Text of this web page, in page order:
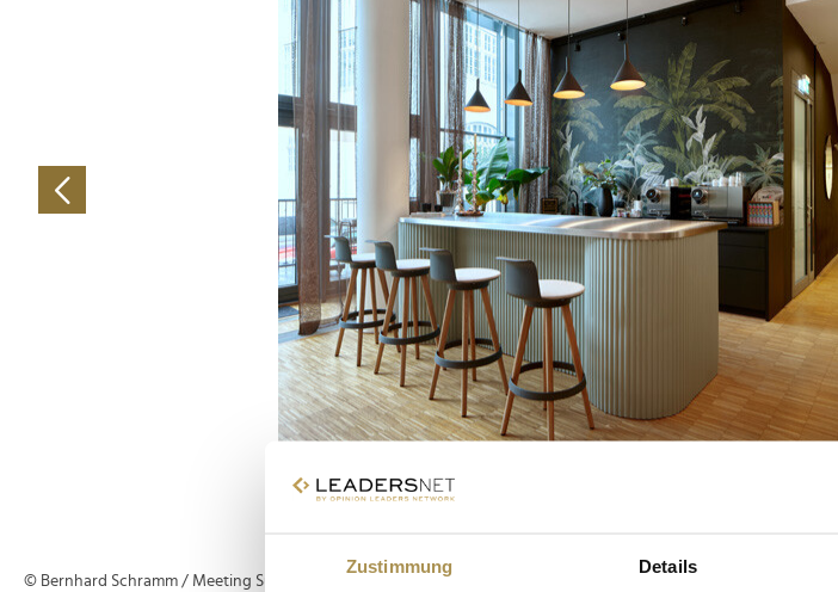
Zustimmung Details
© Bernhard Schramm / Meeting Suites by Bene